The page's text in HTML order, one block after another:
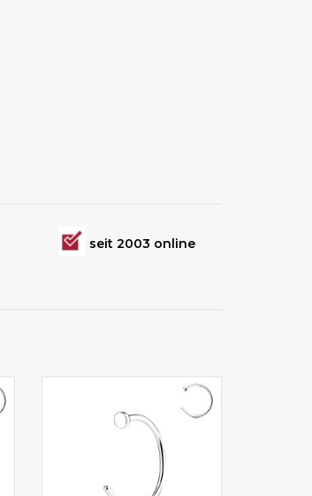
seit 2003 online
In 8 mm und 10 mm